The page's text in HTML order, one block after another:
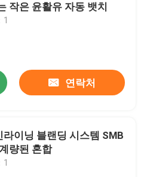
작은 윤활유 자동 뱃치
1
연락처
라이닝 블랜딩 시스템 SMB
량된 혼합
1